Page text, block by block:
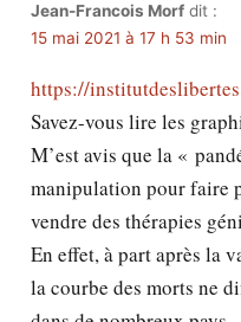
Jean-Francois Morf dit :
15 mai 2021 à 17 h 53 min
https://
Savez-vous lire les
M’est avis que la «
manipulation pour faire
vendre des thérapies
En effet, à part après la
la courbe des morts ne